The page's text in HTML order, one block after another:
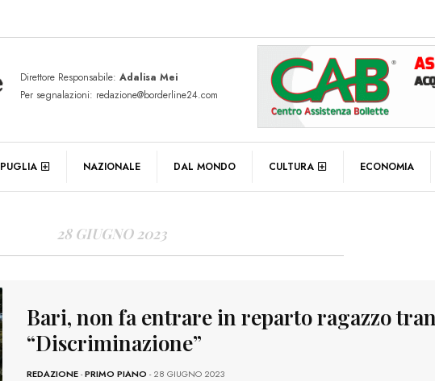
Direttore Responsabile: Adalisa Mei
Per segnalazioni: redazione@borderline24.com
PUGLIA NAZIONALE DAL MONDO CULTURA ECONOMIA
DAILY ARCHIVES
28 GIUGNO 2023
Bari, non fa entrare in reparto ragazzo
“Discriminazione”
REDAZIONE-PRIMO PIANO - 28 GIUGNO 2023